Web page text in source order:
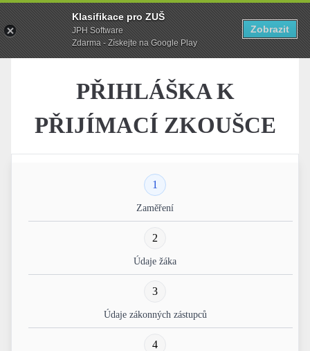
Klasifikace pro ZUŠ
JPH Software
Zdarma - Získejte na Google Play
Zobrazit
PŘIHLÁŠKA K
PŘIJÍMACÍ ZKOUŠCE
1
Zaměření
2
Údaje žáka
3
Údaje zákonných zástupců
4